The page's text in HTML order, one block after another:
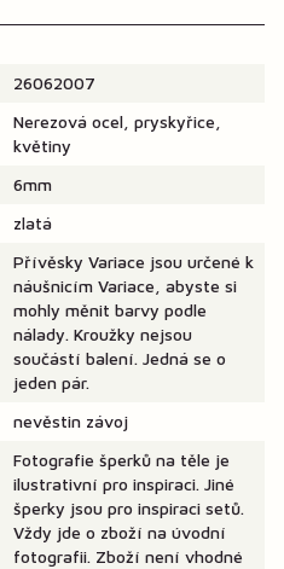
26062007
Nerezová ocel, pryskyřice,
květiny
6mm
zlatá
Přívěsky Variace jsou určené k
náušnicím Variace, abyste si
mohly měnit barvy podle
nálady. Kroužky nejsou
součástí balení. Jedná se o
jeden pár.
nevěstin závoj
Fotografie šperků na těle je
ilustrativní pro inspiraci. Jiné
šperky jsou pro inspiraci setů.
Vždy jde o zboží na úvodní
fotografii. Zboží není vhodné